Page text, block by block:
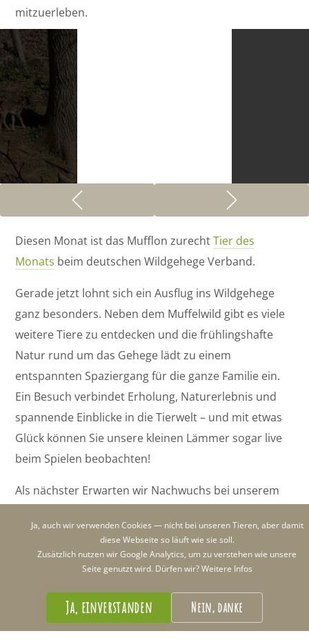
mitzuerleben.
Diesen Monat ist das Mufflon zurechtTier des
Monats beim deutschen Wildgehege Verband.
Gerade jetzt lohnt sich ein Ausflug ins Wildgehege
ganz besonders. Neben dem Muffelwild gibt es viele
weitere Tiere zu entdecken und die frühlingshafte
Natur rund um das Gehege lädt zu einem
entspannten Spaziergang für die ganze Familie ein.
Ein Besuch verbindet Erholung, Naturerlebnis und
spannende Einblicke in die Tierwelt – und mit etwas
Glück können Sie unsere kleinen Lämmer sogar live
beim Spielen beobachten!
Als nächster Erwarten wir Nachwuchs bei unserem
Muffelwild.
Kommen Sie vorbei und erleben Sie den Frühling im
Besuch! 🌿😊
Beitragsnavigation
←Ostereiersuche 2026
Genuss & Erlebnis
Ja, auch wir verwenden Cookies — nicht bei unseren Tieren, aber damit
diese Webseite so läuft wie sie soll.
Zusätzlich nutzen wir Google Analytics, um zu verstehen wie unsere
Seite genutzt wird. Dürfen wir?Weitere Infos
Ja, einverstanden Nein, danke